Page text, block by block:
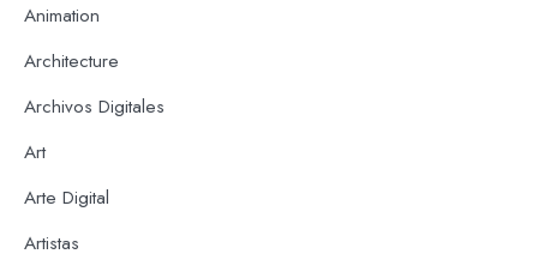
Animation
Architecture
Archivos Digitales
Art
Arte Digital
Artistas